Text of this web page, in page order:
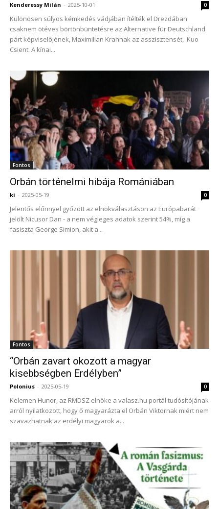
Kenderessy Milán - 2025-10-01 0
Különösen súlyos kémkedés vádjában ítélték el Drezdában
csaknem ötéves börtönbüntetésre az Alternative für Deutschland
párt képviselőjének, Maximilian Krahnak az asszisztensét, Kuo
Csient. A kínai...
Fontos
Orbán történelmi hibája Romániában
ki - 2025-05-19 0
Jelentős előnnyel győzött az elnökválasztáson az Európabarát
jelölt Nicusor Dan - a nem végleges adatok szerint 54%, míg a
fasiszta George Simion, akit a...
Fontos
“Orbán zavart okozott a magyar
kisebbségben Erdélyben”
Polonius - 2025-05-19 0
Kelemen Hunor, az RMDSZ elnöke a valasz.hu portál tudósítójának
arról nyilatkozott, hogy ő magyarázta el Orbán Viktornak miért nem
szavazhatnak az erdélyi magyarok a...